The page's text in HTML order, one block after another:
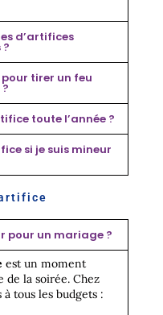
d’artifices
tirer un feu
toute l’année ?
si je suis mineur
pour un mariage ?
est un moment
de la soirée. Chez
tous les budgets :